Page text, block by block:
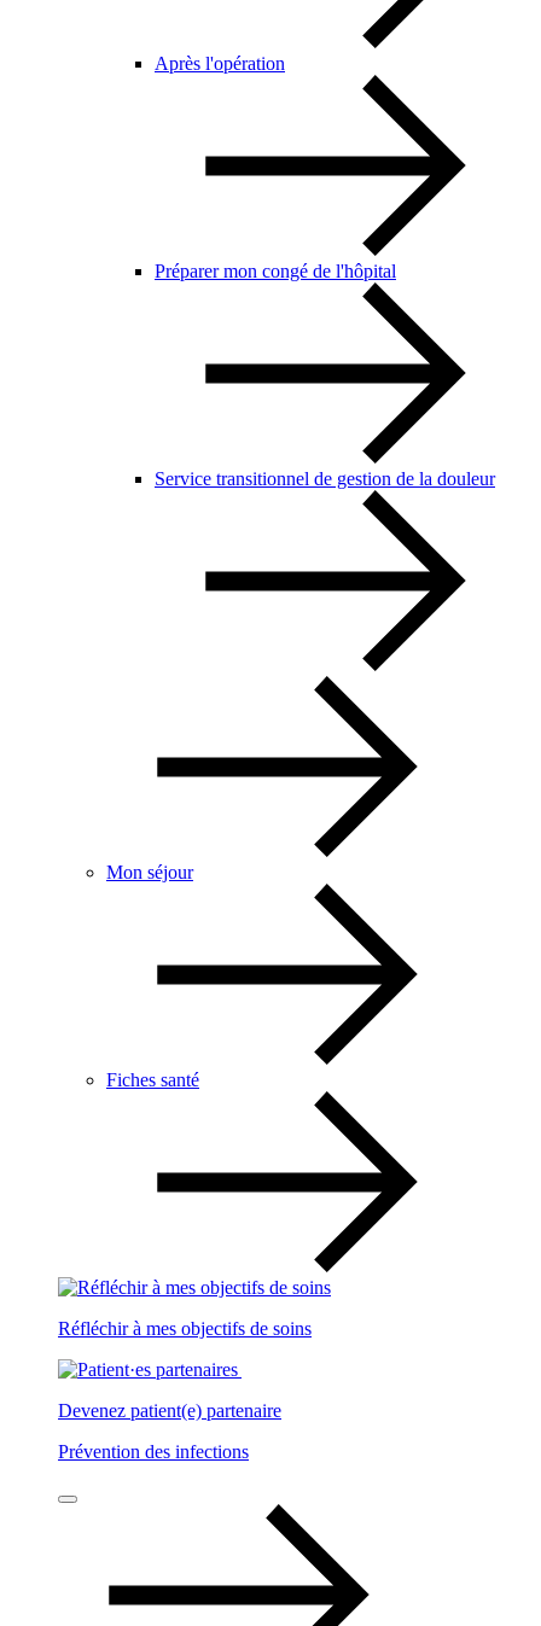
Après l'opération
Préparer mon congé de l'hôpital
Service transitionnel de gestion de la douleur
Mon séjour
Fiches santé
Réfléchir à mes objectifs de soins
Devenez patient(e) partenaire
Prévention des infections